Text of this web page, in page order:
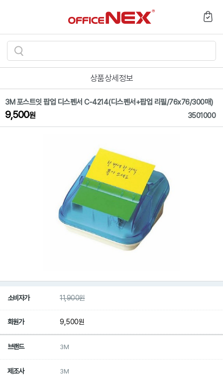
검
색
기
상품상세정보
3M 포스트잇 팝업 디스펜서 C-4214(디스펜서+팝업 리필/76x76/300매)
9,500원 3501000
소비자가 11,900원
회원가 9,500원
브랜드 3M
제조사 3M